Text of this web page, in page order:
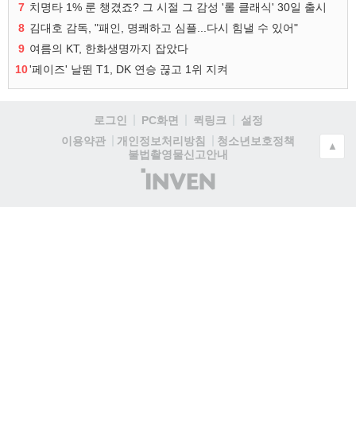
7 치명타 1% 룬 챙겼죠? 그 시절 그 감성 '롤 클래식' 30일 출시
8 김대호 감독, "패인, 명쾌하고 심플...다시 힘낼 수 있어"
9 여름의 KT, 한화생명까지 잡았다
10'페이즈' 날뛴 T1, DK 연승 끊고 1위 지켜
로그인 PC화면 퀵링크
설정
이용약관
개인정보처리방침
청소년보호정책
불법촬영물신고안내
(주)
인
▲